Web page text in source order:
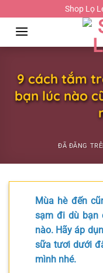
đến
dung
Shop Lọ
9 cách tắm
bạn lúc nào
ĐÃ ĐĂNG
Mùa hè đến
sạm đi dù bạn
nào. Hãy áp
sữa tươi dưới
mình nhé.